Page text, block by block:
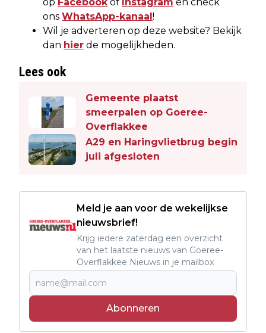
ons WhatsApp-kanaal!
Wil je adverteren op deze website? Bekijk
dan hier de mogelijkheden.
Lees ook
Gemeente plaatst
smeerpalen op Goeree-
Overflakkee
A29 en Haringvlietbrug begin
juli afgesloten
Meld je aan voor de wekelijkse
nieuwsbrief!
Krijg iedere zaterdag een overzicht
van het laatste nieuws van Goeree-
Overflakkee Nieuws in je mailbox
Abonneren